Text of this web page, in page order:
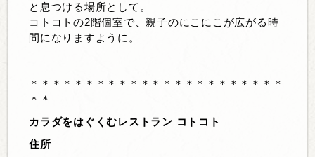
と息つける場所として。
コトコトの2階個室で、親子のにこにこが広がる時
間になりますように。
＊＊＊＊＊＊＊＊＊＊＊＊＊＊＊＊＊＊＊＊＊＊＊
＊＊
カラダをはぐくむレストラン コトコト
住所